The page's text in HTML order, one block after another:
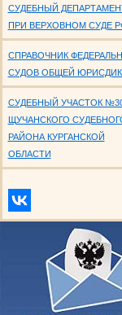
СУДЕБНЫЙ
ПРИ ВЕРХОВНОМ СУДЕ
СПРАВОЧНИК
СУДОВ ОБЩЕЙ
СУДЕБНЫЙ УЧАСТОК
ЩУЧАНСКОГО
РАЙОНА КУРГАНСКОЙ
ОБЛАСТИ